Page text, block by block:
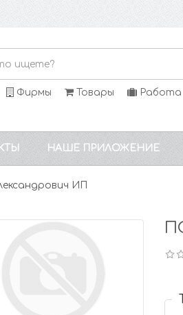
Фирмы Товары Работа
НАШЕ ПРИЛОЖЕНИЕ
ИП